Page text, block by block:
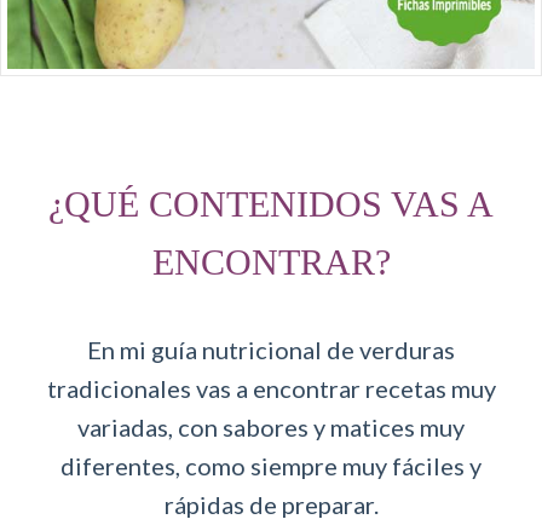
¿QUÉ CONTENIDOS VAS A
ENCONTRAR?
En mi guía nutricional de verduras
tradicionales vas a encontrar recetas muy
variadas, con sabores y matices muy
diferentes, como siempre muy fáciles y
rápidas de preparar.